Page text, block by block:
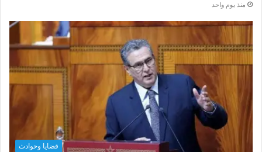
منذ يوم واحد
قضايا وحوادث